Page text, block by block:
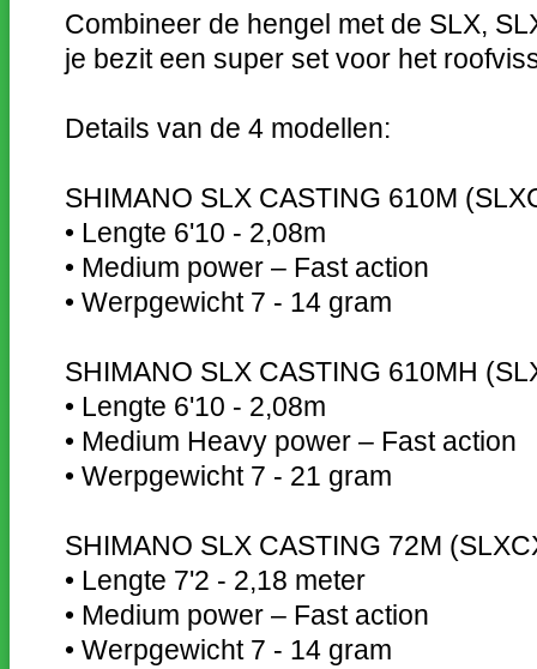
Combineer de hengel met de SLX,
je bezit een super set voor het
Details van de 4 modellen:
SHIMANO SLX CASTING 610M
• Lengte 6'10 - 2,08m
• Medium power – Fast action
• Werpgewicht 7 - 14 gram
SHIMANO SLX CASTING 610MH
• Lengte 6'10 - 2,08m
• Medium Heavy power – Fast action
• Werpgewicht 7 - 21 gram
SHIMANO SLX CASTING 72M
• Lengte 7'2 - 2,18 meter
• Medium power – Fast action
• Werpgewicht 7 - 14 gram